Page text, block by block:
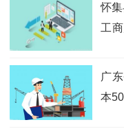
怀
工
广
本